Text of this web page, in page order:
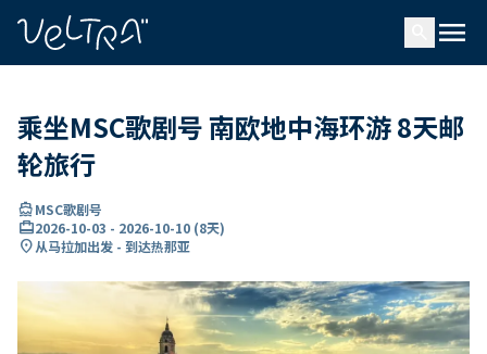
menu
乘坐MSC歌剧号 南欧地中海环游 8天邮
轮旅行
directions_boatMSC歌剧号
card_travel2026-10-03 - 2026-10-10 (8天)
location_on从马拉加出发 - 到达热那亚